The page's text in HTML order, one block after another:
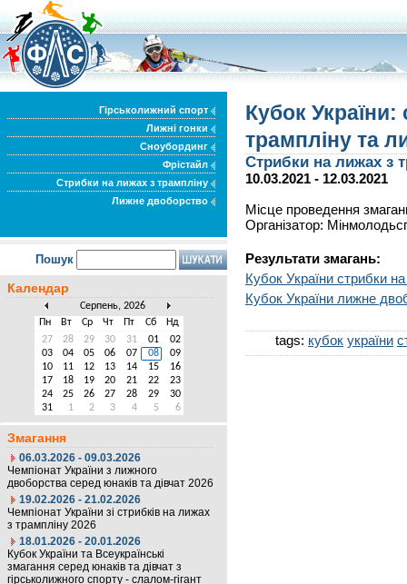
Гірськолижний спорт
Лижні гонки
Сноубординг
Фрістайл
Стрибки на лижах з трампліну
Лижне двоборство
Пошук
Календар
Серпень, 2026
Пн
Вт Ср Чт Пт Сб
Нд
27
28 29 30 31 01
02
03
04 05 06 07 08
09
10
11 12 13 14 15
16
17
18 19 20 21 22
23
24
25 26 27 28 29
30
31
1 2 3 4 5 6
Змагання
06.03.2026 - 09.03.2026
Чемпіонат України з лижного
двоборства серед юнаків та дівчат 2026
19.02.2026 - 21.02.2026
Чемпіонат України зі стрибків на лижах
з трампліну 2026
18.01.2026 - 20.01.2026
Кубок України та Всеукраїнські
змагання серед юнаків та дівчат з
гірськолижного спорту - слалом-гігант
Кубок
трампліну та
Стрибки на лижах з
10.03.2021 - 12.03.2021
Місце проведення
Організатор:
Результати змагань:
Кубок України стрибки
Кубок України лижне
tags: кубок україни